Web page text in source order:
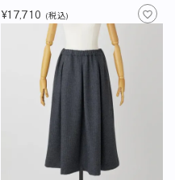
¥17,710 (税込)